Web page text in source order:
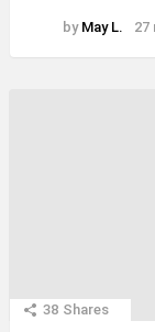
by May L. 27
38 Shares